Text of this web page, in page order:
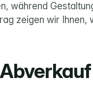
während
zeigen wir Ihnen,